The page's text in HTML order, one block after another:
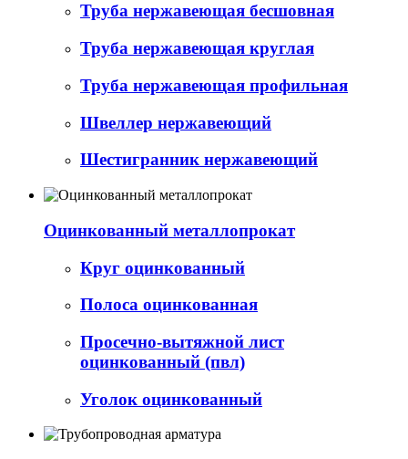
Труба нержавеющая бесшовная
Труба нержавеющая круглая
Труба нержавеющая профильная
Швеллер нержавеющий
Шестигранник нержавеющий
Оцинкованный металлопрокат
Круг оцинкованный
Полоса оцинкованная
Просечно-вытяжной лист
оцинкованный (пвл)
Уголок оцинкованный